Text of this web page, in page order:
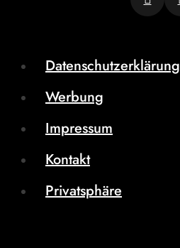
Datenschutzerklärung
Werbung
Impressum
Kontakt
Privatsphäre